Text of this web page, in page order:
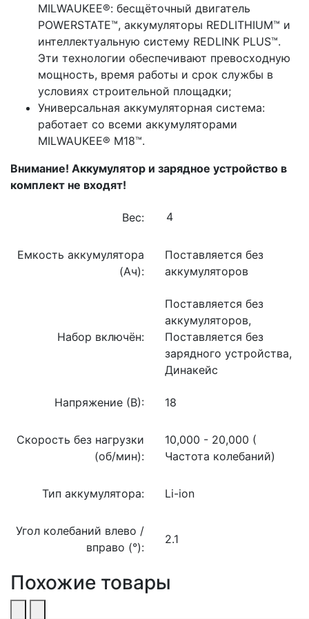
MILWAUKEE®: бесщёточный двигатель
POWERSTATE™, аккумуляторы REDLITHIUM™ и
интеллектуальную систему REDLINK PLUS™.
Эти технологии обеспечивают превосходную
мощность, время работы и срок службы в
условиях строительной площадки;
Универсальная аккумуляторная система:
работает со всеми аккумуляторами
MILWAUKEE® M18™.
Внимание! Аккумулятор и зарядное устройство в
комплект не входят!
Вес:
Емкость аккумулятора
(Ач):
Поставляется без
аккумуляторов
Набор включён:
Поставляется без
аккумуляторов,
Поставляется без
зарядного устройства,
Динакейс
Напряжение (В): 18
Скорость без нагрузки
(об/мин):
10,000 - 20,000 (
Частота колебаний)
Тип аккумулятора: Li-ion
Угол колебаний влево /
вправо (°):
2.1
Похожие товары